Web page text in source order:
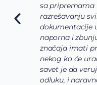
sa pripremama
razrešavanju
dokumentacije
naporna i
značaja imati
nekog ko će
savet je da
odluku, i